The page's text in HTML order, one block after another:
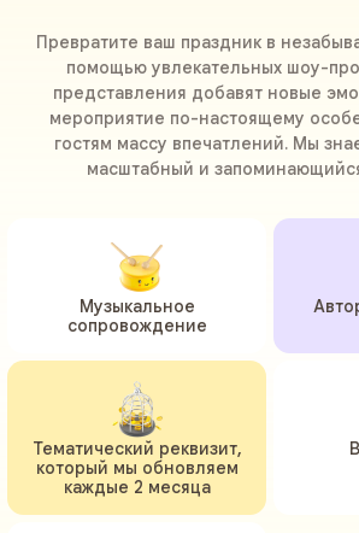
Превратите ваш праздник в
помощью увлекательных шоу-
представления добавят новые
мероприятие по-настоящему
гостям массу впечатлений. Мы
масштабный и
Музыкальное
сопровождение
Тематический реквизит,
который мы обновляем
каждые 2 месяца